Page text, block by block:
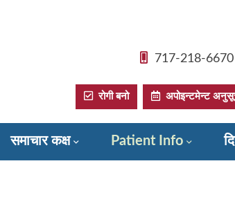
717-218-6670
रोगी बनो अपोइन्टमेन्ट
समाचार कक्ष Patient Info